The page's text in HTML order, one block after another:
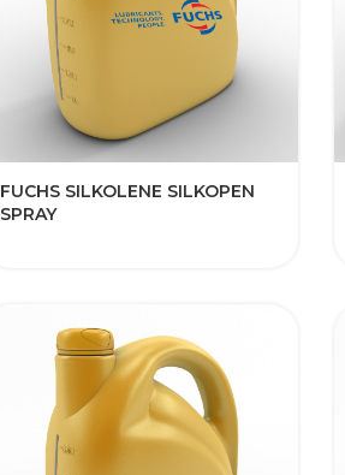
FUCHS SILKOLENE SILKOPEN
SPRAY